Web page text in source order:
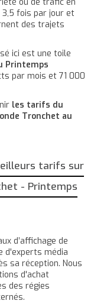
3,5 fois par jour et
des trajets
ici est une toile
Printemps
par mois et 71 000
les tarifs du
Tronchet au
tarifs sur
- Printemps
d’affichage de
d'experts média
sa réception. Nous
d'achat
des régies